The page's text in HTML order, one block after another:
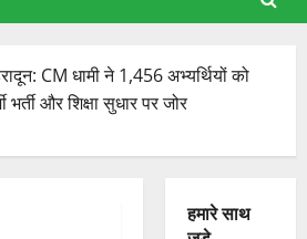
CM धामी ने 1,456 अभ्यर्थियों को
भर्ती और शिक्षा सुधार पर जोर
हमारे साथ